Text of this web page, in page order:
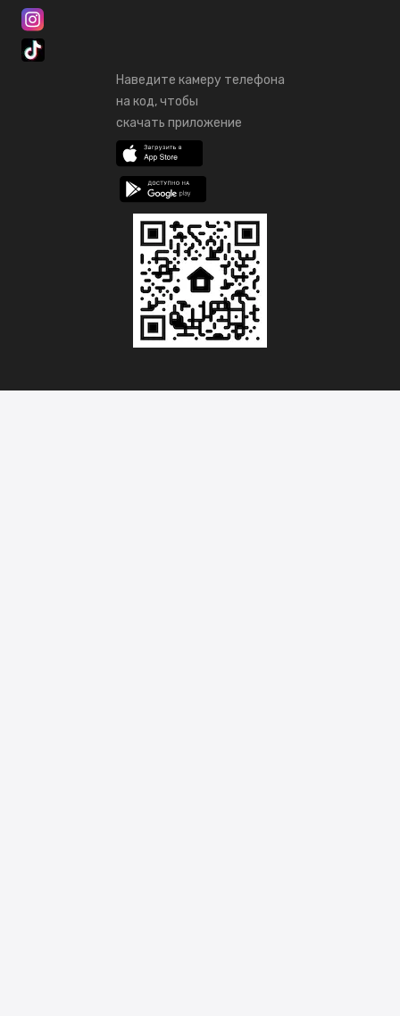
Наведите камеру телефона
на код, чтобы
скачать приложение